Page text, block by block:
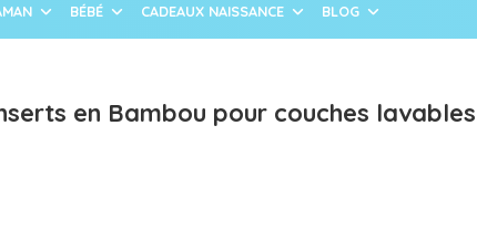
BÉBÉ CADEAUX NAISSANCE BLOG
en Bambou pour couches lavables